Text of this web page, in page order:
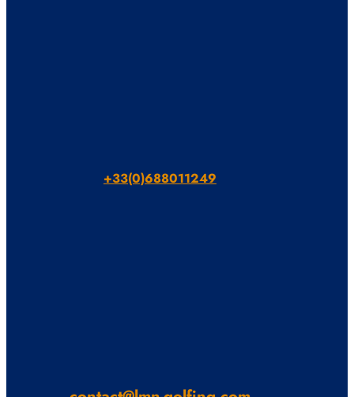
+33(0)688011249